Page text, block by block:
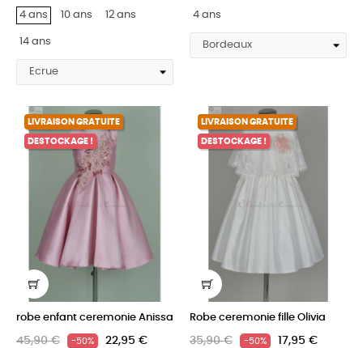
4 ans 10 ans 12 ans
14 ans
4 ans
LIVRAISON GRATUITE
DESTOCKAGE !
robe enfant ceremonie Anissa
45,90 € -50% 22,95 €
LIVRAISON GRATUITE
DESTOCKAGE !
Robe ceremonie fille Olivia
35,90 € -50% 17,95 €